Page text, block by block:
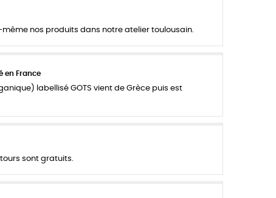
même nos produits dans notre atelier toulousain.
en France
labellisé GOTS vient de Grèce puis est
sont gratuits.